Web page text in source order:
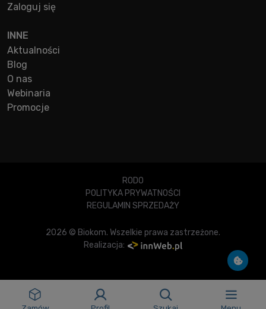
Zaloguj się
INNE
Aktualności
Blog
O nas
Webinaria
Promocje
RODO
POLITYKA PRYWATNOŚCI
REGULAMIN SPRZEDAŻY
2026 © Biokom. Wszelkie prawa zastrzeżone.
Realizacja: